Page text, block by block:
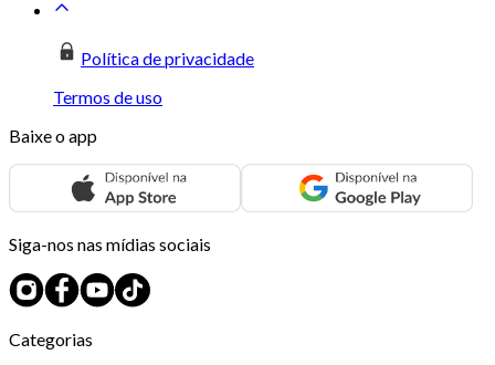
Política de privacidade
Termos de uso
Baixe o app
Siga-nos nas mídias sociais
Categorias